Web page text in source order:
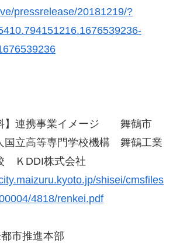
pressrelease/20181219/?
料】連携事業イメージ 舞鶴市
国立高等専門学校機構 舞鶴工業
ＫDDI株式会社
shisei/cmsfiles
4818/renkei.pdf
市推進本部